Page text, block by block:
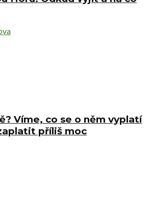
Víme, co se o něm vyplatí
příliš moc